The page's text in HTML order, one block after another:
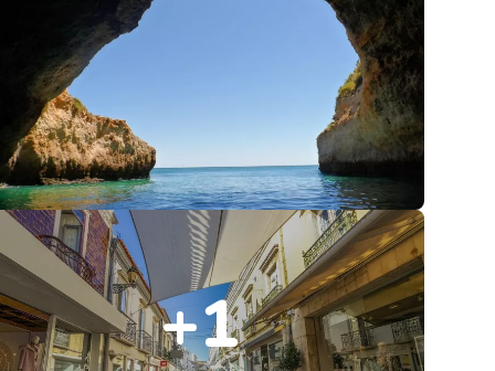
Stambulā/
Stambulā)
Stambulā)
Argentīna
Dominikānas republika
Kanāda
Kolumbija
Kostarika
Meksika
Panama
Vācija
Zviedrija
+1